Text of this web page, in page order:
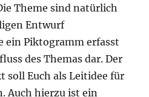
Theme sind natürlich
Entwurf
ein Piktogramm erfasst
des Themas dar. Der
soll Euch als Leitidee für
Auch hierzu ist ein